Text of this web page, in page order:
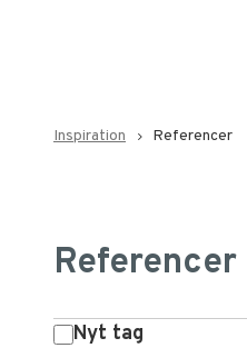
Inspiration navigate_next Referencer
Referencer
Nyt tag